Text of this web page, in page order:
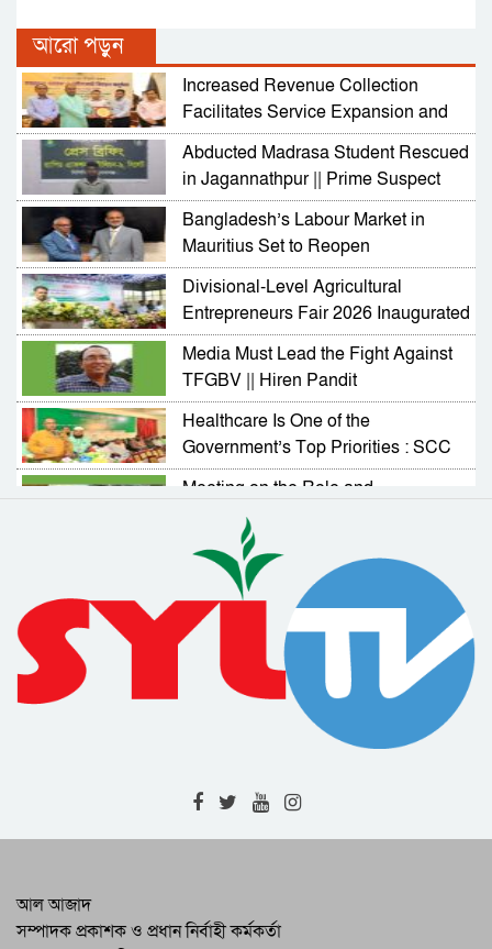
আরো পড়ুন
Increased Revenue Collection
Facilitates Service Expansion and
Development
Abducted Madrasa Student Rescued
in Jagannathpur || Prime Suspect
Arrested
Bangladesh’s Labour Market in
Mauritius Set to Reopen
Divisional-Level Agricultural
Entrepreneurs Fair 2026 Inaugurated
in Sylhet
Media Must Lead the Fight Against
TFGBV || Hiren Pandit
Healthcare Is One of the
Government’s Top Priorities : SCC
Administrator
Meeting on the Role and
Responsibilities of NGOs in
Activating Village Courts
RAB Arrests Murder Case Accused
from Companiganj
Complaint Resolution Cell Formed
to Address Problems Faced by
Expatriates
Drainage and Road Repair Work to
Begin Soon : SCC Administrator
RAB-9 Arrests One with 7kg of
Foreign Liquor in Bishwambharpur
Raid
আল আজাদ
সম্পাদক প্রকাশক ও প্রধান নির্বাহী কর্মকর্তা